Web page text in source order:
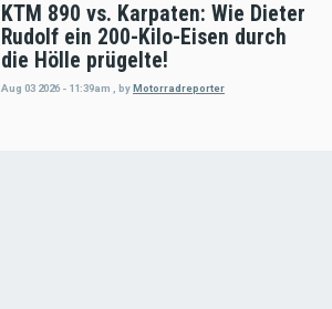
KTM 890 vs. Karpaten: Wie Dieter
Rudolf ein 200-Kilo-Eisen durch
die Hölle prügelte!
Aug 03 2026 - 11:39am byMotorradreporter